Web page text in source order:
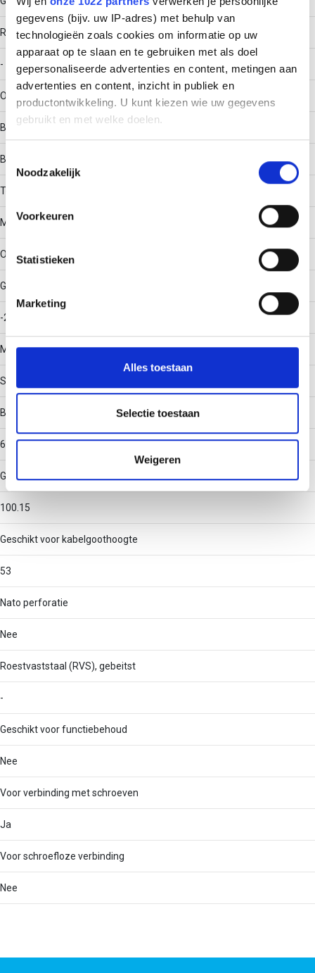
gegevens (bijv. uw IP-adres) met behulp van
technologieën zoals cookies om informatie op uw
apparaat op te slaan en te gebruiken met als doel
gepersonaliseerde advertenties en content, metingen aan
advertenties en content, inzicht in publiek en
productontwikkeling. U kunt kiezen wie uw gegevens
gebruikt en met welke doelen.
Informatie verzamelen over uw geografische locatie,
Uw apparaat identificeren door het actief te scannen
op specifieke eigenschappen (fingerprinting)
verwerkt en stel uw voorkeuren in het
detailgedeelte in.
personaliseren, om functies voor social media te bieden
en om ons websiteverkeer te analyseren. Ook delen we
partners voor social media, adverteren en analyse. Deze
partners kunnen deze gegevens combineren met andere
informatie die u aan ze heeft verstrekt of die ze hebben
verzameld op basis van uw gebruik van hun services.
Toestemmingsselectie
Noodzakelijk
Voorkeuren
Statistieken
Marketing
Alles toestaan
Selectie toestaan
Weigeren
RAL-nummer
-
Oppervlaktebescherming
Bandverzinkt (sendzimir verzinkt) en gecoat
Bouwvorm
T-stuk horizontaal
Materiaalkwaliteit
Overig
Gebruikstemperatuur
-20 - 120
Materiaal
Staal
Binnenstraal
60
Geschikt voor kabelgootbreedte
100.15
Geschikt voor kabelgoothoogte
53
Nato perforatie
Nee
Roestvaststaal (RVS), gebeitst
-
Geschikt voor functiebehoud
Nee
Voor verbinding met schroeven
Ja
Voor schroefloze verbinding
Nee